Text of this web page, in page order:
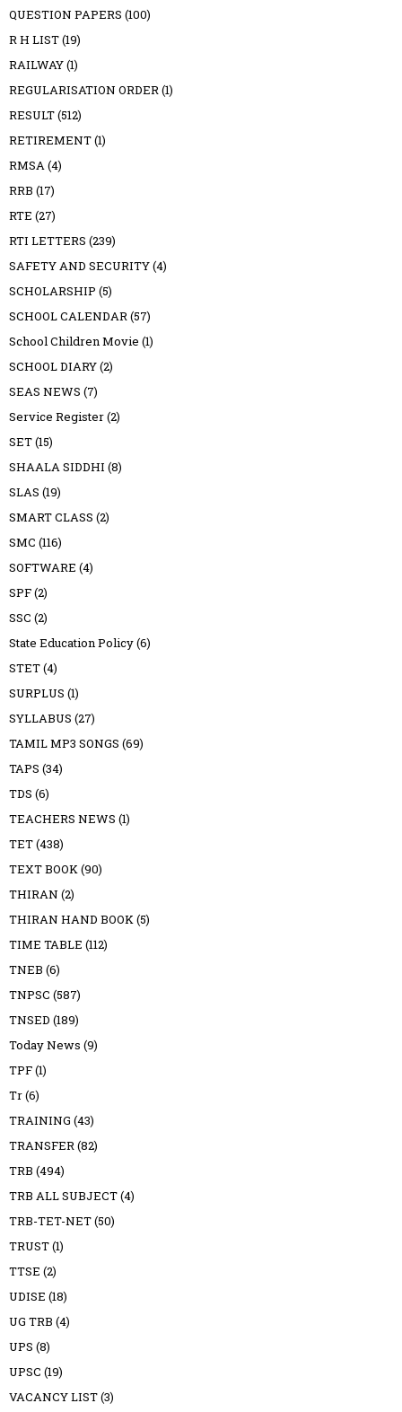
QUESTION PAPERS (100)
R H LIST(19)
RAILWAY(1)
REGULARISATION ORDER (1)
RESULT(512)
RETIREMENT(1)
RMSA (4)
RRB (17)
RTE (27)
RTI LETTERS (239)
SAFETY AND SECURITY(4)
SCHOLARSHIP (5)
SCHOOL CALENDAR (57)
School Children Movie (1)
SCHOOL DIARY(2)
SEAS NEWS (7)
Service Register(2)
SET(15)
SHAALA SIDDHI (8)
SLAS (19)
SMART CLASS (2)
SMC (116)
SOFTWARE (4)
SPF(2)
SSC (2)
State Education Policy(6)
STET(4)
SURPLUS (1)
SYLLABUS (27)
TAMIL MP3 SONGS (69)
TAPS (34)
TDS (6)
TEACHERS NEWS (1)
TET(438)
TEXT BOOK (90)
THIRAN (2)
THIRAN HAND BOOK (5)
TIME TABLE (112)
TNEB (6)
TNPSC (587)
TNSED (189)
Today News (9)
TPF(1)
Tr(6)
TRAINING (43)
TRANSFER (82)
TRB (494)
TRB ALL SUBJECT(4)
TRB-TET-NET(50)
TRUST(1)
TTSE (2)
UDISE (18)
UG TRB (4)
UPS (8)
UPSC (19)
VACANCY LIST(3)